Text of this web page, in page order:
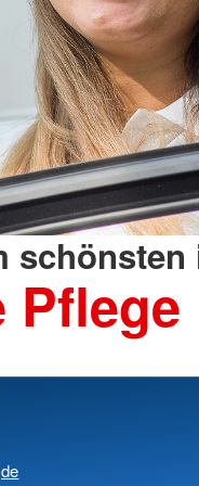
schönsten
Pflege